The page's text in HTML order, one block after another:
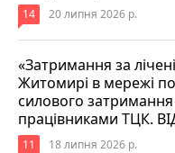
14 20 липня 2026 р.
«Затримання за
Житомирі в мережі
силового затримання
працівниками ТЦК.
11 18 липня 2026 р.